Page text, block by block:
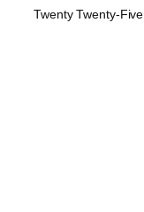
Twenty Twenty-Five